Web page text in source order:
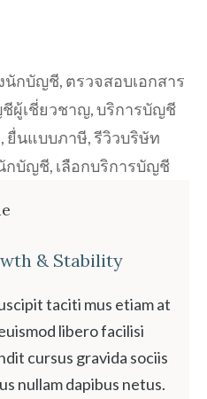
นักบัญชี, ตรวจสอบเอกสาร
ผู้เชี่ยวชาญ,บริการบัญชี
, ยื่นแบบภาษี,รีวิวบริษัท
กบัญชี, เลือกบริการบัญชี
& Stability
taciti mus etiam at
libero facilisi
cursus gravida sociis
nullam dapibus netus.